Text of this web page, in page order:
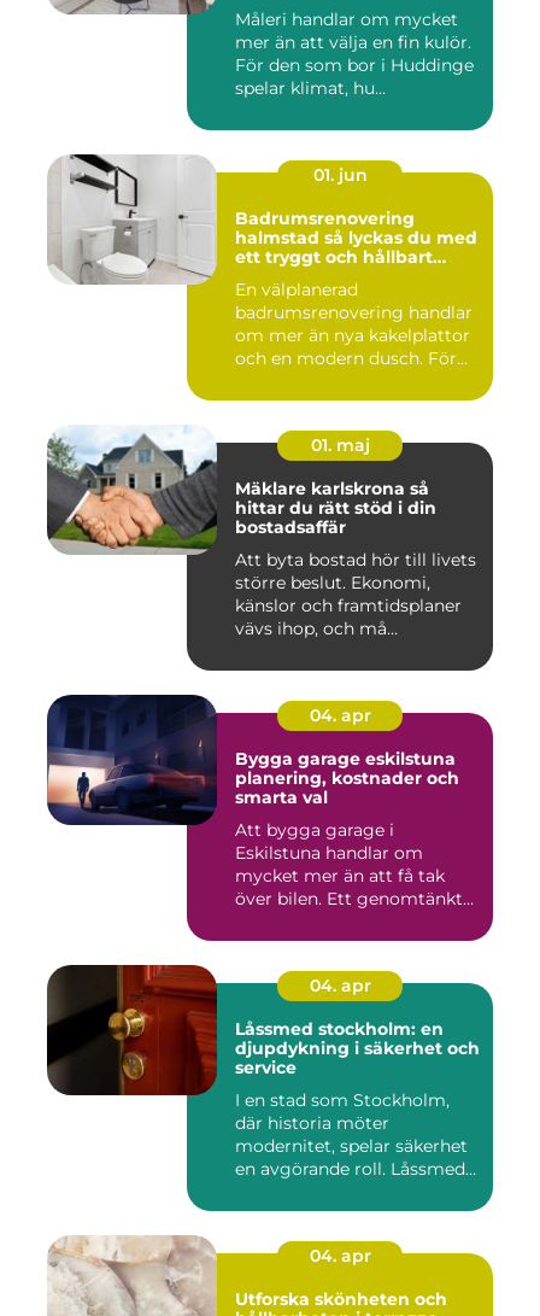
Måleri handlar om mycket
mer än att välja en fin kulör.
För den som bor i Huddinge
spelar klimat, hu...
01. jun
Badrumsrenovering
halmstad så lyckas du med
ett tryggt och hållbart
En välplanerad
badrumsrenovering handlar
om mer än nya kakelplattor
och en modern dusch. För
01. maj
Mäklare karlskrona så
hittar du rätt stöd i din
bostadsaffär
Att byta bostad hör till livets
större beslut. Ekonomi,
känslor och framtidsplaner
vävs ihop, och må...
04. apr
Bygga garage eskilstuna
planering, kostnader och
smarta val
Att bygga garage i
Eskilstuna handlar om
mycket mer än att få tak
över bilen. Ett genomtänkt
04. apr
Låssmed stockholm: en
djupdykning i säkerhet och
service
I en stad som Stockholm,
där historia möter
modernitet, spelar säkerhet
en avgörande roll. Låssmed
04. apr
Utforska skönheten och